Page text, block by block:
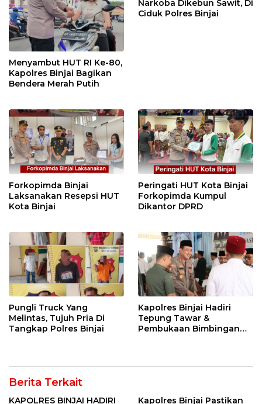
Menyambut HUT RI Ke-80,
Kapolres Binjai Bagikan
Bendera Merah Putih
Narkoba Dikebun Sawit, Di
Ciduk Polres Binjai
Forkopimda Binjai
Laksanakan Resepsi HUT
Kota Binjai
Peringati HUT Kota Binjai
Forkopimda Kumpul
Dikantor DPRD
Pungli Truck Yang
Melintas, Tujuh Pria Di
Tangkap Polres Binjai
Kapolres Binjai Hadiri
Tepung Tawar &
Pembukaan Bimbingan
Berita Terkait
KAPOLRES BINJAI HADIRI
Kapolres Binjai Pastikan